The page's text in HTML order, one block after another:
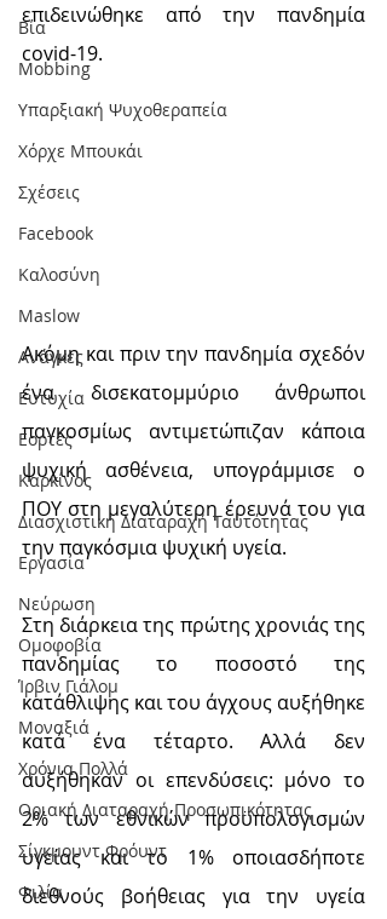
Βία
Mobbing
Υπαρξιακή Ψυχοθεραπεία
Χόρχε Μπουκάι
Σχέσεις
Facebook
Καλοσύνη
Maslow
Ανάγκες
Ευτυχία
Εορτές
Καρκίνος
Διασχιστική Διαταραχή Ταυτότητας
Εργασία
Νεύρωση
Oμοφοβία
Ίρβιν Γιάλομ
Μοναξιά
Χρόνια Πολλά
Οριακή Διαταραχή Προσωπικότητας
Σίγκμουντ Φρόυντ
Φιλία
επιδεινώθηκε από την πανδημία
covid-19.
Ακόμη και πριν την πανδημία σχεδόν
ένα δισεκατομμύριο άνθρωποι
παγκοσμίως αντιμετώπιζαν κάποια
ψυχική ασθένεια, υπογράμμισε ο
ΠΟΥ στη μεγαλύτερη έρευνά του για
την παγκόσμια ψυχική υγεία.
Στη διάρκεια της πρώτης χρονιάς της
πανδημίας το ποσοστό της
κατάθλιψης και του άγχους αυξήθηκε
κατά ένα τέταρτο. Αλλά δεν
αυξήθηκαν οι επενδύσεις: μόνο το
2% των εθνικών προϋπολογισμών
υγείας και το 1% οποιασδήποτε
διεθνούς βοήθειας για την υγεία